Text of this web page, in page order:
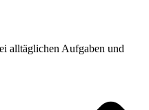
alltäglichen Aufgaben und